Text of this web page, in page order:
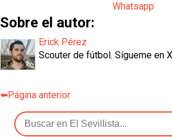
Whatsapp
Sobre el autor:
Erick Pérez
Scouter de fútbol. Sígueme en
⬅️Página anterior